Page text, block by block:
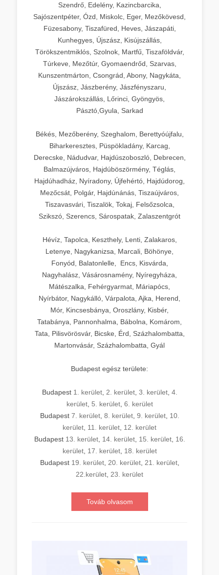
Szendrő, Edelény, Kazincbarcika,
Sajószentpéter, Ózd, Miskolc, Eger, Mezőkövesd,
Füzesabony, Tiszafüred, Heves, Jászapáti,
Kunhegyes, Újszász, Kisújszállás,
Törökszentmiklós, Szolnok, Martfű, Tiszaföldvár,
Túrkeve, Mezőtúr, Gyomaendrőd, Szarvas,
Kunszentmárton, Csongrád, Abony, Nagykáta,
Újszász, Jászberény, Jászfényszaru,
Jászárokszállás, Lőrinci, Gyöngyös,
Pásztó,Gyula, Sarkad
Békés, Mezőberény, Szeghalom, Berettyóújfalu,
Biharkeresztes, Püspökladány, Karcag,
Derecske, Nádudvar, Hajdúszoboszló, Debrecen,
Balmazújváros, Hajdúböszörmény, Téglás,
Hajdúhadház, Nyíradony, Újfehértó, Hajdúdorog,
Mezőcsát, Polgár, Hajdúnánás, Tiszaújváros,
Tiszavasvári, Tiszalök, Tokaj, Felsőzsolca,
Szikszó, Szerencs, Sárospatak, Zalaszentgrót
Hévíz, Tapolca, Keszthely, Lenti, Zalakaros,
Letenye, Nagykanizsa, Marcali, Böhönye,
Fonyód, Balatonlelle, Encs, Kisvárda,
Nagyhalász, Vásárosnamény, Nyíregyháza,
Mátészalka, Fehérgyarmat, Máriapócs,
Nyírbátor, Nagykálló, Várpalota, Ajka, Herend,
Mór, Kincsesbánya, Oroszlány, Kisbér,
Tatabánya, Pannonhalma, Bábolna, Komárom,
Tata, Pilisvörösvár, Bicske, Érd, Százhalombatta,
Martonvásár, Százhalombatta, Gyál
Budapest egész területe:
Budapest 1. kerület, 2. kerület, 3. kerület, 4.
kerület, 5. kerület, 6. kerület
Budapest 7. kerület, 8. kerület, 9. kerület, 10.
kerület 11. kerület 12. kerület
Budapest 13. kerület, 14. kerület, 15. kerület, 16.
kerület, 17. kerület, 18. kerület
Budapest 19. kerület, 20. kerület, 21. kerület,
22.kerület 23. kerület
Továb olvasom